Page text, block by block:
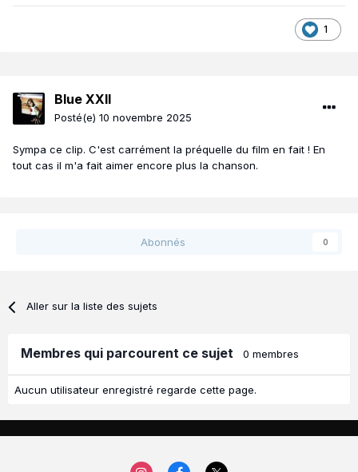
1
Blue XXII
Posté(e) 10 novembre 2025
Sympa ce clip. C'est carrément la préquelle du film en fait ! En
tout cas il m'a fait aimer encore plus la chanson.
Abonnés 0
Aller sur la liste des sujets
Membres qui parcourent ce sujet 0 membres
Aucun utilisateur enregistré regarde cette page.